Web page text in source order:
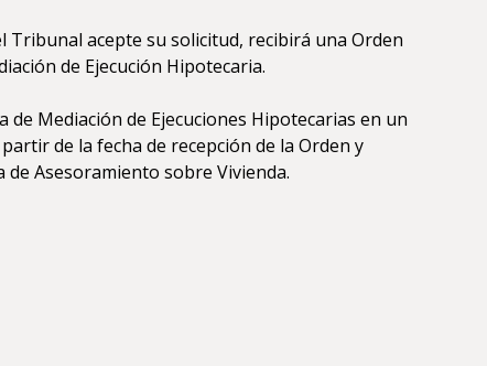
Tribunal acepte su solicitud, recibirá una Orden
de Ejecución Hipotecaria.
de Mediación de Ejecuciones Hipotecarias en un
de la fecha de recepción de la Orden y
Asesoramiento sobre Vivienda.